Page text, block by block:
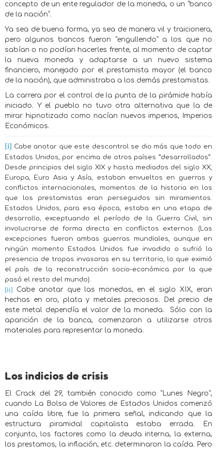
concepto de un ente regulador de la moneda, o un “banco
de la nación”.
Ya sea de buena forma, ya sea de manera vil y traicionera,
pero algunos bancos fueron “engullendo” a los que no
sabían o no podían hacerles frente, al momento de captar
la nueva moneda y adaptarse a un nuevo sistema
financiero, manejado por el prestamista mayor (el banco
de la nación), que administraba a los demás prestamistas.
La carrera por el control de la punta de la pirámide había
iniciado. Y el pueblo no tuvo otra alternativa que la de
mirar hipnotizado como nacían nuevos imperios, Imperios
Económicos.
[i] Cabe anotar que este descontrol se dio más que todo en
Estados Unidos, por encima de otros países “desarrollados”.
Desde principios del siglo XIX y hasta mediados del siglo XX,
Europa, Euro Asia y Asía, estaban envueltos en guerras y
conflictos internacionales, momentos de la historia en los
que los prestamistas eran perseguidos sin miramientos.
Estados Unidos, para esa época, estaba en una etapa de
desarrollo, exceptuando el período de la Guerra Civil, sin
involucrarse de forma directa en conflictos externos. (Las
excepciones fueron ambas guerras mundiales, aunque en
ningún momento Estados Unidos fue invadido o sufrió la
presencia de tropas invasoras en su territorio, lo que eximió
el país de la reconstrucción socio-económica por la que
pasó el resto del mundo).
[ii] Cabe anotar que las monedas, en el siglo XIX, eran
hechas en oro, plata y metales preciosos. Del precio de
este metal dependía el valor de la moneda.
Sólo con la
aparición de la banca, comenzaron a utilizarse otros
materiales para representar la moneda.
Los indicios de crisis
El Crack del 29, también conocido como “Lunes Negro”,
cuando La Bolsa de Valores de Estados Unidos comenzó
una caída libre, fue la primera señal, indicando que la
estructura piramidal capitalista estaba errada. En
conjunto, los factores como la deuda interna, la externa,
los prestamos, la inflación, etc. determinaron la caída. Pero